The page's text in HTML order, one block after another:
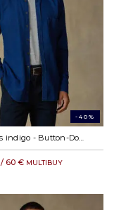
-40%
Hemd Cross indigo - Button-Down-Kragen
/ 60 € MULTIBUY